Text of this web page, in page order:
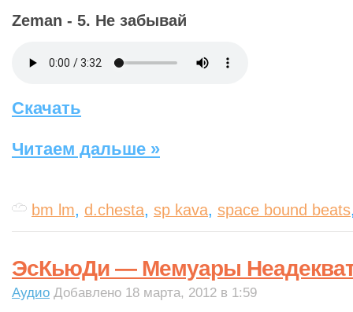
Zeman - 5. Не забывай
Скачать
Читаем дальше »
bm lm, d.chesta, sp kava, space bound beats
ЭсКьюДи — Мемуары
Аудио Добавлено 18 марта, 2012 в 1:59